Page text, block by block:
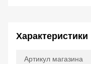
Характеристики
Артикул магазина